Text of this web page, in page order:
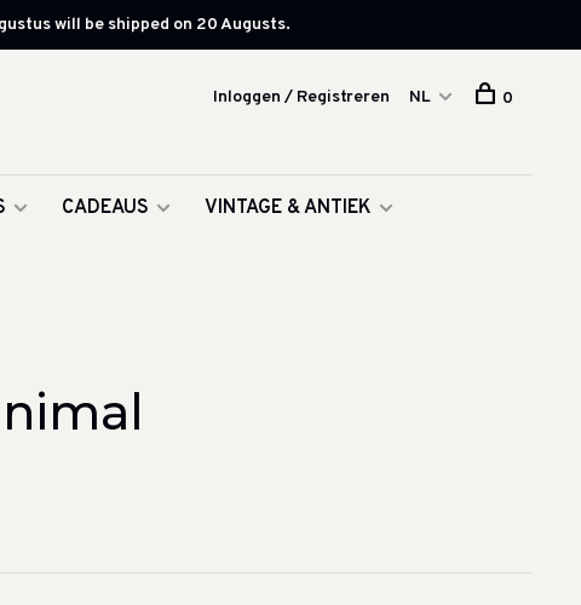
will be shipped on 20 Augusts.
CADEAUS VINTAGE & ANTIEK
Inloggen / Registreren NL 0